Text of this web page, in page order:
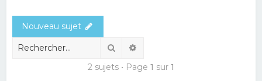
Nouveau sujet
Rechercher
2 sujets • Page 1 sur 1